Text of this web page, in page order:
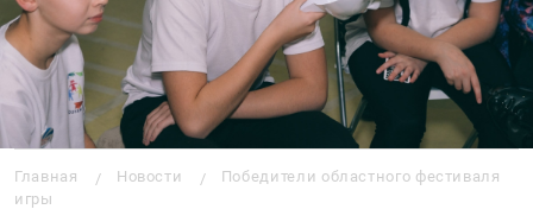
Главная Новости
Победители областного фестиваля
игры